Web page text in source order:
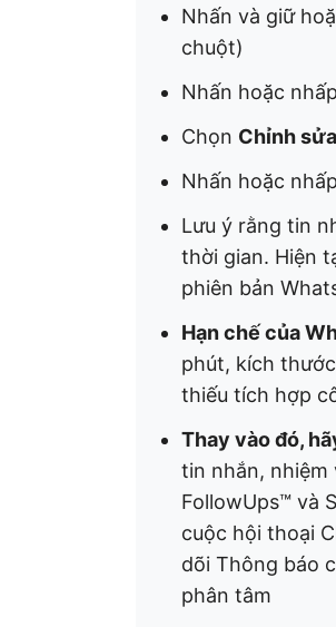
Nhấn và giữ
chuột)
Nhấn hoặc
Chọn Chỉnh sửa
Nhấn hoặc
Lưu ý rằng tin
thời gian. Hiện
phiên bản
Hạn chế của
phút, kích
thiếu tích hợp
Thay vào đó,
tin nhắn, nhiệm
FollowUps™ và
cuộc hội thoại
dõi Thông báo
phân tâm